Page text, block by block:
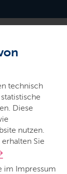
technisch
Diese
nutzen.
Sie
im Impressum